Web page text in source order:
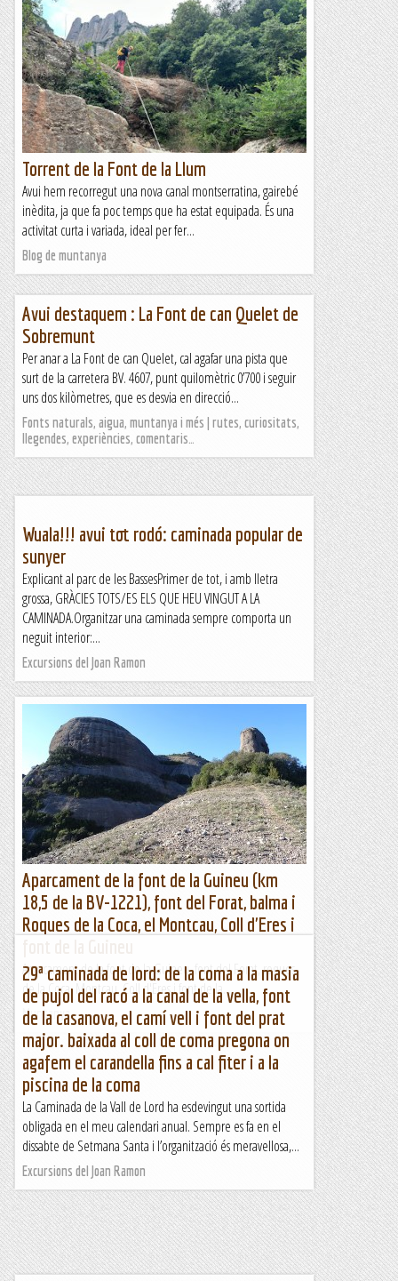
Torrent de la Font de la Llum
Avui hem recorregut una nova canal montserratina, gairebé
inèdita, ja que fa poc temps que ha estat equipada. És una
activitat curta i variada, ideal per fer...
Blog de muntanya
Avui destaquem : La Font de can Quelet de
Sobremunt
Per anar a La Font de can Quelet, cal agafar una pista que
surt de la carretera BV. 4607, punt quilomètric 0’700 i seguir
uns dos kilòmetres, que es desvia en direcció...
Fonts naturals, aigua, muntanya i més | rutes, curiositats,
llegendes, experiències, comentaris…
Wuala!!! avui tot rodó: caminada popular de
sunyer
Explicant al parc de les BassesPrimer de tot, i amb lletra
grossa, GRÀCIES TOTS/ES ELS QUE HEU VINGUT A LA
CAMINADA.Organitzar una caminada sempre comporta un
neguit interior:...
Excursions del Joan Ramon
Aparcament de la font de la Guineu (km
18,5 de la BV-1221), font del Forat, balma i
Roques de la Coca, el Montcau, Coll d'Eres i
Aparcament de la font de la Guineu, font del Forat, roques
de la Coca, Montcau, Coll d'Eres i font de la...
Muntanya
29ª caminada de lord: de la coma a la masia
de pujol del racó a la canal de la vella, font
de la casanova, el camí vell i font del prat
major. baixada al coll de coma pregona on
agafem el carandella fins a cal fiter i a la
piscina de la coma
La Caminada de la Vall de Lord ha esdevingut una sortida
obligada en el meu calendari anual. Sempre es fa en el
dissabte de Setmana Santa i l’organització és meravellosa,...
Excursions del Joan Ramon